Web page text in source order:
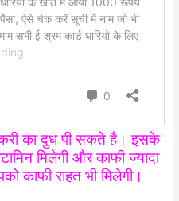
का दुध पी सकते है। इसके
मिलेगी और काफी ज्यादा
काफी राहत भी मिलेगी।